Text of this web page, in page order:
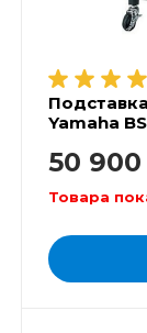
Yamaha
50 900
Товара